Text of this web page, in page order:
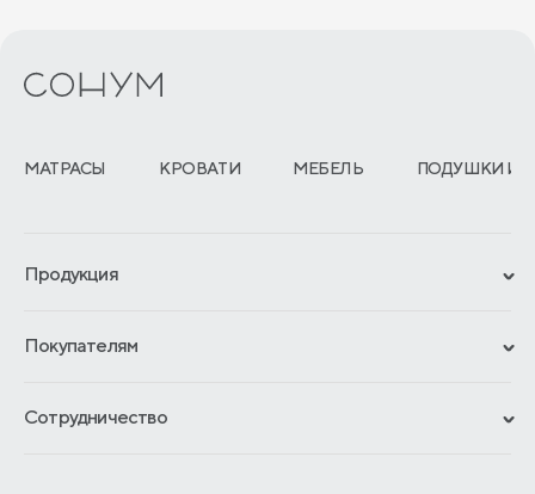
МАТРАСЫ КРОВАТИ МЕБЕЛЬ ПОДУШКИ И
Продукция
Гарантии
Покупателям
Обмен и возврат
Сотрудничество